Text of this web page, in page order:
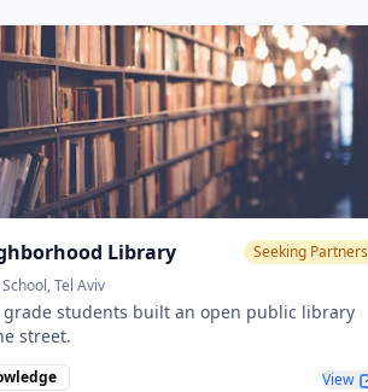
Library
Seeking Partners
Tel Aviv
grade students built an open public library
street.
View